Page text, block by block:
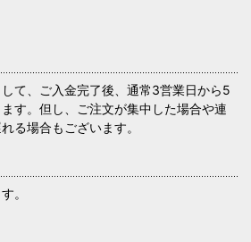
て、ご入金完了後、通常3営業日から5
す。但し、ご注文が集中した場合や連
る場合もございます。
。